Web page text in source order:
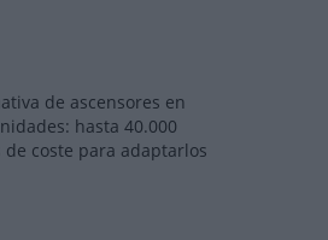
de ascensores en
hasta 40.000
de coste para adaptarlos